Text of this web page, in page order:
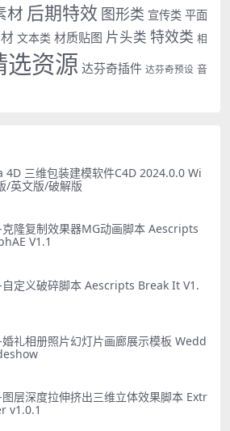
材 后期特效 图形类 宣传类 平面
文本类 材质贴图 片头类 特效类 相
选资源 达芬奇插件 达芬奇预设 音
4D 三维包装建模软件C4D 2024.0.0 Wi
/英文版/破解版
克隆复制效果器MG动画脚本 Aescripts
V1.1
自定义破碎脚本 Aescripts Break It V1.
婚礼相册照片幻灯片画廊展示模板 Wedd
图层深度拉伸挤出三维立体效果脚本 Extr
v1.0.1